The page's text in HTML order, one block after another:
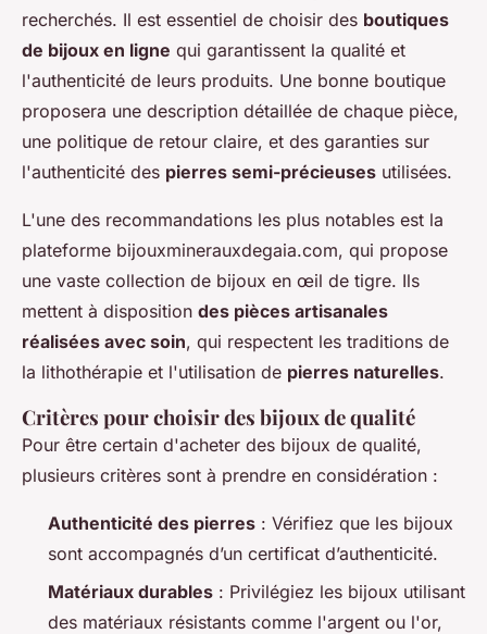
recherchés. Il est essentiel de choisir des boutiques
de bijoux en ligne qui garantissent la qualité et
l'authenticité de leurs produits. Une bonne boutique
proposera une description détaillée de chaque pièce,
une politique de retour claire, et des garanties sur
l'authenticité des pierres semi-précieuses utilisées.
L'une des recommandations les plus notables est la
plateforme bijouxminerauxdegaia.com, qui propose
une vaste collection de bijoux en œil de tigre. Ils
mettent à disposition des pièces artisanales
réalisées avec soin, qui respectent les traditions de
la lithothérapie et l'utilisation de pierres naturelles.
Critères pour choisir des bijoux de qualité
Pour être certain d'acheter des bijoux de qualité,
plusieurs critères sont à prendre en considération :
Authenticité des pierres : Vérifiez que les bijoux
sont accompagnés d’un certificat d’authenticité.
Matériaux durables : Privilégiez les bijoux utilisant
des matériaux résistants comme l'argent ou l'or,